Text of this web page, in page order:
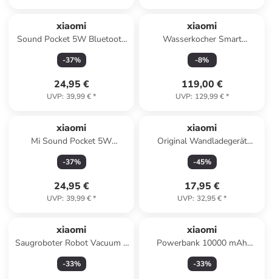
xiaomi
Sound Pocket 5W Bluetooth
Lautsprecher
-37%
24,95 €
UVP: 39,99 €*
xiaomi
Wasserkocher Smart
Wasserkocher Hot & Cold in
weiß
-8%
119,00 €
UVP: 129,99 €*
xiaomi
Mi Sound Pocket 5W
Bluetooth Lautsprecher
-37%
24,95 €
UVP: 39,99 €*
xiaomi
Original Wandladegerät
Xiaomi MDY-11-EP (nur Kopf)
Schnellladegerät in weiß
-45%
17,95 €
UVP: 32,95 €*
xiaomi
Saugroboter Robot Vacuum 5
in weiß
-33%
xiaomi
Powerbank 10000 mAh
22,5W Lite
-33%